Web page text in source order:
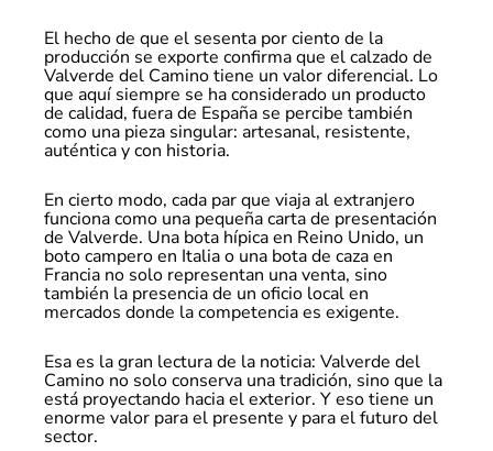
El hecho de que el sesenta por ciento de la
producción se exporte confirma que el calzado de
Valverde del Camino tiene un valor diferencial. Lo
que aquí siempre se ha considerado un producto
de calidad, fuera de España se percibe también
como una pieza singular: artesanal, resistente,
auténtica y con historia.
En cierto modo, cada par que viaja al extranjero
funciona como una pequeña carta de presentación
de Valverde. Una bota hípica en Reino Unido, un
boto campero en Italia o una bota de caza en
Francia no solo representan una venta, sino
también la presencia de un oficio local en
mercados donde la competencia es exigente.
Esa es la gran lectura de la noticia: Valverde del
Camino no solo conserva una tradición, sino que la
está proyectando hacia el exterior. Y eso tiene un
enorme valor para el presente y para el futuro del
sector.